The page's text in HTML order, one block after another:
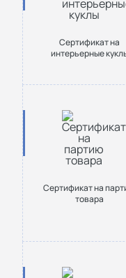
Сертификат на
интерьерные
Сертификат на
товара